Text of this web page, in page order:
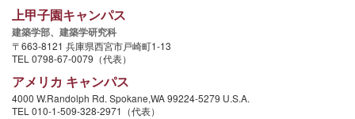
上甲子園キャンパス
建築学部、 建築学研究科
〒663-8121 兵庫県西宮市戸崎町1-13
TEL 0798-67-0079（代表）
アメリカ キャンパス
4000 W.Randolph Rd. Spokane,WA 99224-5279 U.S.A.
TEL 010-1-509-328-2971（代表）